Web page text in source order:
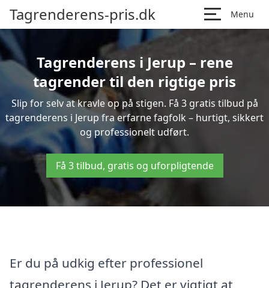
Tagrenderens-pris.dk Menu
Tagrenderens i Jerup – rene
tagrender til den rigtige pris
Slip for selv at kravle op på stigen. Få 3 gratis tilbud på
tagrenderens i Jerup fra erfarne fagfolk – hurtigt, sikkert
og professionelt udført.
Få 3 tilbud, gratis og uforpligtende
Er du på udkig efter professionel
tagrenderens i Jerup? Det er vigtigt at